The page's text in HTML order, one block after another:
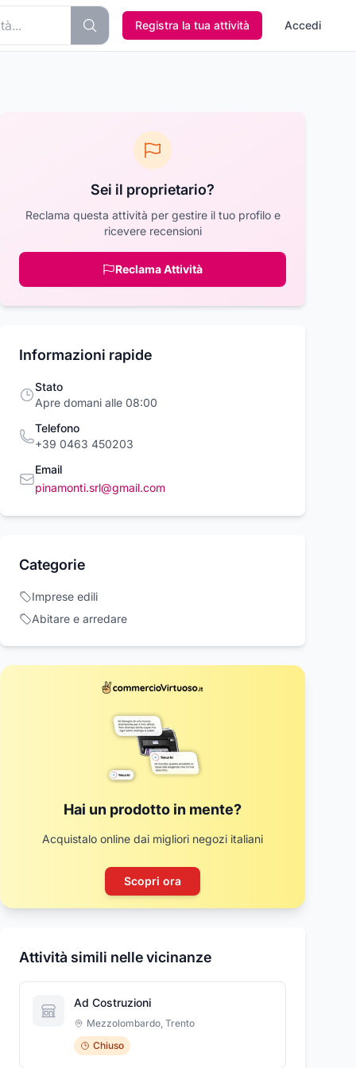
Registra la tua attività Accedi
Betoniera
Motore
commercioVirtuoso.it
Sei il proprietario?
Reclama questa attività per gestire il tuo profilo e
ricevere recensioni
Reclama Attività
Informazioni rapide
Stato
Apre domani alle 08:00
Telefono
+39 0463 450203
Email
pinamonti.srl@gmail.com
Categorie
Imprese edili
Abitare e arredare
Hai un prodotto in mente?
Acquistalo online dai migliori negozi italiani
Scopri ora
Attività simili nelle vicinanze
Ad Costruzioni
Mezzolombardo, Trento
Chiuso